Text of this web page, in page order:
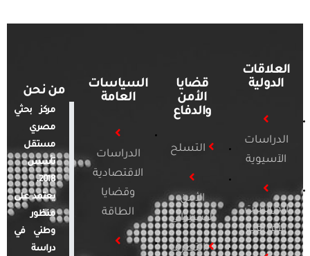
العلاقات
الدولية
الدراسات
الآسيوية
الدراسات
الأفريقية
قضايا
الأمن
والدفاع
التسلح
الأمن
السيبراني
التطرف
السياسات
العامة
الدراسات
الاقتصادية
وقضايا
الطاقة
من نحن
مركز بحثي
مصري
مستقل
تأسس
2018.
يعتمد على
منظور
وطني في
دراسة